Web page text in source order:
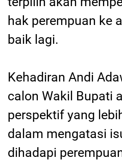
hak perempuan ke
baik lagi.
Kehadiran Andi
calon Wakil Bupati
perspektif yang
dalam mengatasi
dihadapi